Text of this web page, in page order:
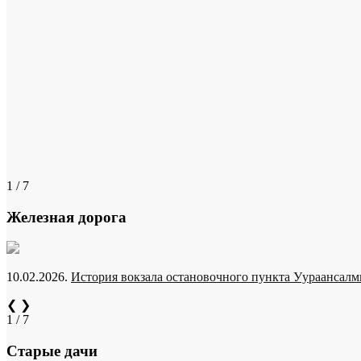
1 / 7
Железная дорога
10.02.2026. История вокзала остановочного пункта
❮ ❯
1 / 7
Старые дачи